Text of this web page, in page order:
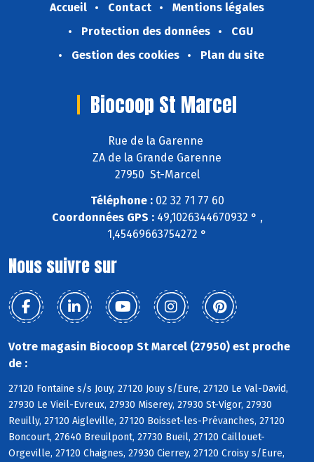
Accueil Contact
Mentions légales
Protection des données
CGU
Gestion des cookies
Plan du site
Biocoop St Marcel
Rue de la Garenne
ZA de la Grande Garenne
27950 St-Marcel
Téléphone :02 32 71 77 60
Coordonnées GPS :49,1026344670932 ° ,
1,45469663754272 °
Nous suivre sur
Votre magasin Biocoop St Marcel (27950) est proche
de :
27120 Fontaine s/s Jouy, 27120 Jouy s/Eure, 27120 Le Val-David,
27930 Le Vieil-Evreux, 27930 Miserey, 27930 St-Vigor, 27930
Reuilly, 27120 Aigleville, 27120 Boisset-les-Prévanches, 27120
Boncourt, 27640 Breuilpont, 27730 Bueil, 27120 Caillouet-
Orgeville, 27120 Chaignes, 27930 Cierrey, 27120 Croisy s/Eure,